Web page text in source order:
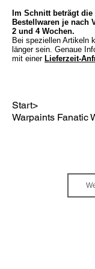
Im Schnitt beträgt
Bestellwaren je nach
2 und 4 Wochen.
Bei speziellen Artikeln
länger sein. Genaue
mit einer Lieferzeit-
Start>
Warpaints Fanatic